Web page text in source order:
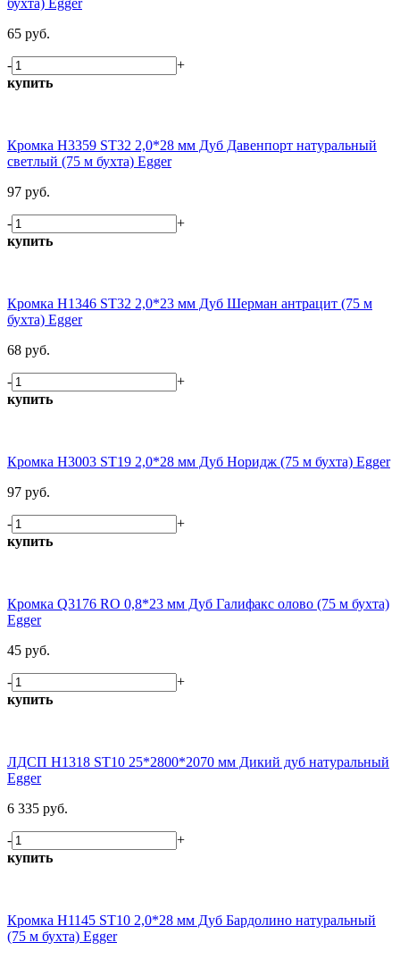
бухта) Egger
65 руб.
-
+
купить
Кромка H3359 ST32 2,0*28 мм Дуб Давенпорт натуральный
светлый (75 м бухта) Egger
97 руб.
-
+
купить
Кромка H1346 ST32 2,0*23 мм Дуб Шерман антрацит (75 м
бухта) Egger
68 руб.
-
+
купить
Кромка H3003 ST19 2,0*28 мм Дуб Норидж (75 м бухта) Egger
97 руб.
-
+
купить
Кромка Q3176 RO 0,8*23 мм Дуб Галифакс олово (75 м бухта)
Egger
45 руб.
-
+
купить
ЛДСП H1318 ST10 25*2800*2070 мм Дикий дуб натуральный
Egger
6 335 руб.
-
+
купить
Кромка H1145 ST10 2,0*28 мм Дуб Бардолино натуральный
(75 м бухта) Egger